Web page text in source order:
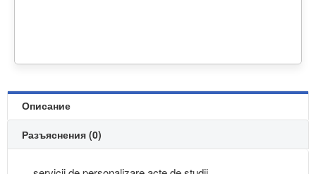
Описание
Разъяснения (0)